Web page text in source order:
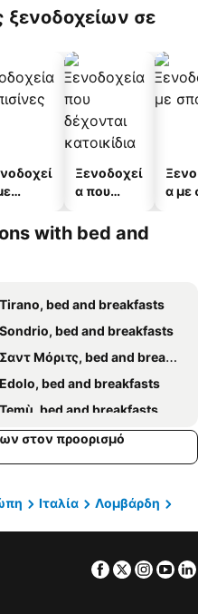
ξενοδοχείων σε
Ξενοδοχεί
α που
κατοικίδι
α με
with bed and
Tirano, bed and breakfasts
Sondrio, bed and breakfasts
Σαντ Μόριτς, bed and breakfasts
Edolo, bed and breakfasts
Temù, bed and breakfasts
Poschiavo, bed and breakfasts
Rabbi, bed and breakfasts
Aprica, bed and breakfasts
Ponte di Legno, bed and breakfasts
στον προορισμό
Ιταλία
Λομβάρδη
Facebook
Twitter